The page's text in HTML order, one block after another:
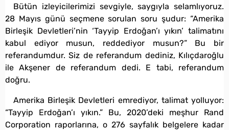
Bütün izleyicilerimizi sevgiyle, saygıyla selamlıyoruz.
28 Mayıs günü seçmene sorulan soru şudur: “Amerika
Birleşik Devletleri’nin ‘Tayyip Erdoğan’ı yıkın’ talimatını
kabul ediyor musun, reddediyor musun?” Bu bir
referandumdur. Siz de referandum dediniz, Kılıçdaroğlu
ile Akşener de referandum dedi. E tabi, referandum
doğru.
Amerika Birleşik Devletleri emrediyor, talimat yolluyor:
“Tayyip Erdoğan’ı yıkın.” Bu, 2020’deki meşhur Rand
Corporation raporlarına, o 276 sayfalık belgelere kadar